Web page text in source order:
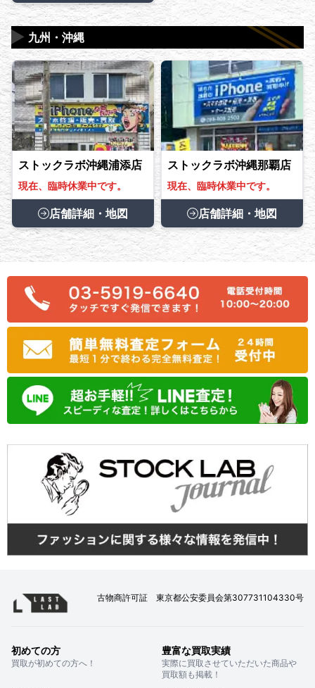
九州・沖縄
▶
ストックラボ沖縄浦添店
現在、臨時休業中です。
店舗詳細・地図
ストックラボ沖縄那覇店
現在、臨時休業中です。
店舗詳細・地図
古物商許可証 東京都公安委員会第307731104330号
初めての方
買取が初めての方へ！
豊富な買取実績
実際に買取させていただいた商品や
買取額も掲載！